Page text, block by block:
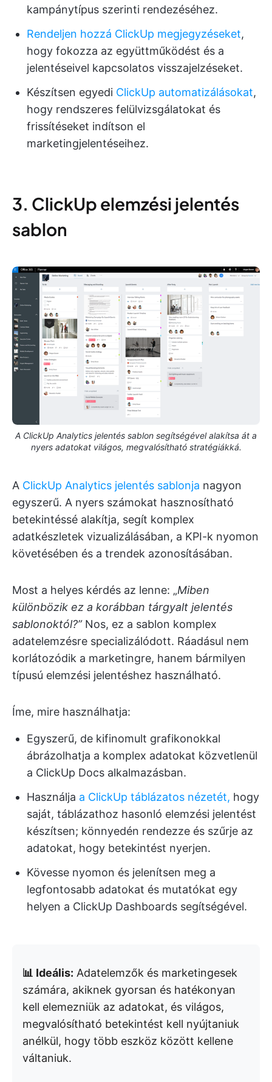
kampánytípus szerinti rendezéséhez.
Rendeljen hozzá ClickUp megjegyzéseket,
hogy fokozza az együttműködést és a
jelentéseivel kapcsolatos visszajelzéseket.
Készítsen egyedi ClickUp automatizálásokat,
hogy rendszeres felülvizsgálatokat és
frissítéseket indítson el
marketingjelentéseihez.
3. ClickUp elemzési jelentés
sablon
A ClickUp Analytics jelentés sablon segítségével alakítsa át a
nyers adatokat világos, megvalósítható stratégiákká.
A ClickUp Analytics jelentés sablonja nagyon
egyszerű. A nyers számokat hasznosítható
betekintéssé alakítja, segít komplex
adatkészletek vizualizálásában, a KPI-k nyomon
követésében és a trendek azonosításában.
Most a helyes kérdés az lenne: „Miben
különbözik ez a korábban tárgyalt jelentés
sablonoktól?” Nos, ez a sablon komplex
adatelemzésre specializálódott. Ráadásul nem
korlátozódik a marketingre, hanem bármilyen
típusú elemzési jelentéshez használható.
Íme, mire használhatja:
Egyszerű, de kifinomult grafikonokkal
ábrázolhatja a komplex adatokat közvetlenül
a ClickUp Docs alkalmazásban.
Használja a ClickUp táblázatos nézetét, hogy
saját, táblázathoz hasonló elemzési jelentést
készítsen; könnyedén rendezze és szűrje az
adatokat, hogy betekintést nyerjen.
Kövesse nyomon és jelenítsen meg a
legfontosabb adatokat és mutatókat egy
helyen a ClickUp Dashboards segítségével.
📊 Ideális: Adatelemzők és marketingesek
számára, akiknek gyorsan és hatékonyan
kell elemezniük az adatokat, és világos,
megvalósítható betekintést kell nyújtaniuk
anélkül, hogy több eszköz között kellene
váltaniuk.